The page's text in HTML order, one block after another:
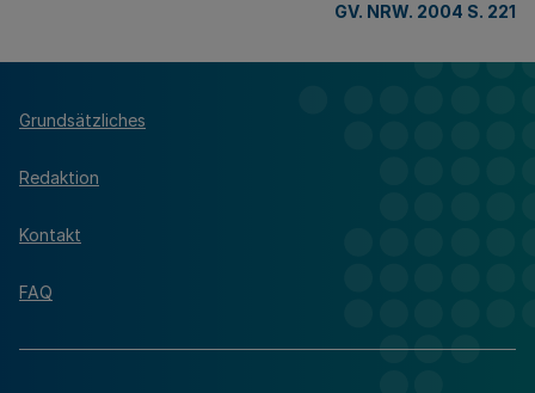
GV. NRW. 2004 S. 221
Grundsätzliches
Redaktion
Kontakt
FAQ